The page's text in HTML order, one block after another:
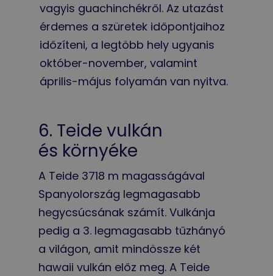
vagyis guachinchékről. Az utazást
érdemes a szüretek időpontjaihoz
időzíteni, a legtöbb hely ugyanis
október-november, valamint
április-május folyamán van nyitva.
6. Teide vulkán
és környéke
A Teide 3718 m magasságával
Spanyolország legmagasabb
hegycsúcsának számít. Vulkánja
pedig a 3. legmagasabb tűzhányó
a világon, amit mindössze két
hawaii vulkán előz meg. A Teide